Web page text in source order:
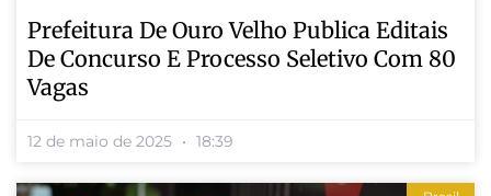
Prefeitura De Ouro Velho Publica Editais
De Concurso E Processo Seletivo Com 80
Vagas
12 de maio de 2025 18:39